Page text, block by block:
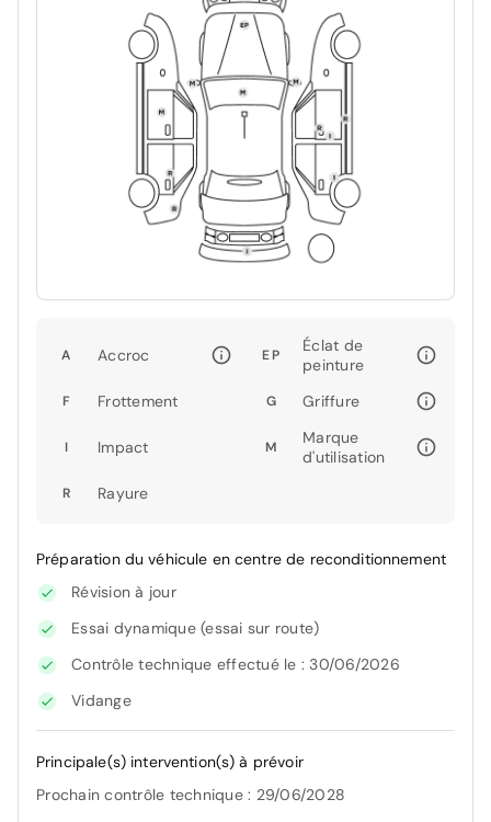
A Accroc EP
Éclat de
peinture
F Frottement G Griffure
I Impact M
Marque
d'utilisation
R Rayure
Préparation du véhicule en centre de reconditionnement
Révision à jour
Essai dynamique (essai sur route)
Contrôle technique effectué le : 30/06/2026
Vidange
Principale(s) intervention(s) à prévoir
Prochain contrôle technique : 29/06/2028